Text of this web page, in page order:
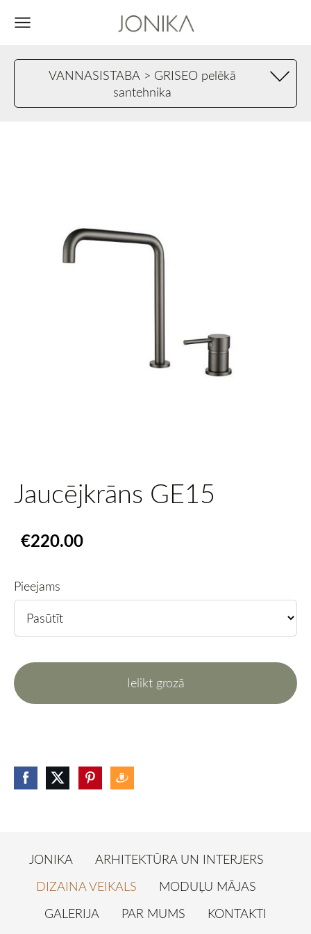
VANNASISTABA > GRISEO pelēkā
santehnika
Jaucējkrāns GE15
€220.00
Pieejams
Ielikt grozā
JONIKA
ARHITEKTŪRA UN INTERJERS
DIZAINA VEIKALS
MODUĻU MĀJAS
GALERIJA
PAR MUMS KONTAKTI